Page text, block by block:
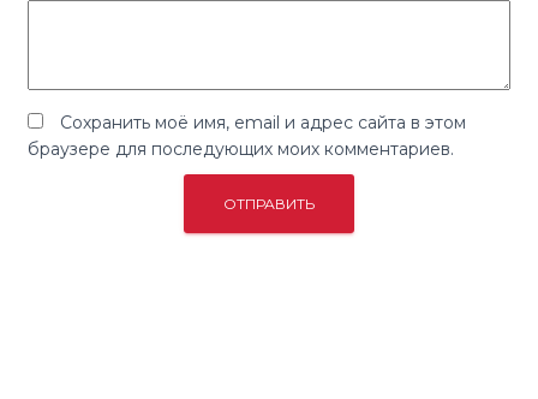
Сохранить моё имя, email и адрес сайта в этом
браузере для последующих моих комментариев.